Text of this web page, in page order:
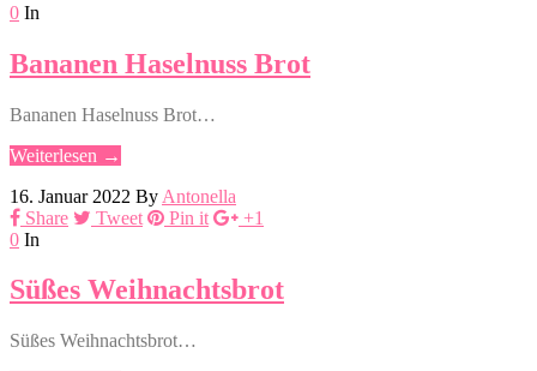
0 In
Bananen Haselnuss Brot
Bananen Haselnuss Brot…
Weiterlesen →
16. Januar 2022 By Antonella
Share
Tweet Pin it
+1
0 In
Süßes Weihnachtsbrot
Süßes Weihnachtsbrot…